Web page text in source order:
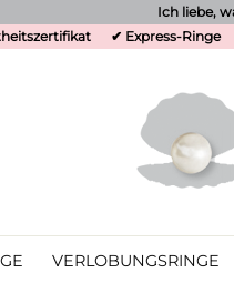
Ich liebe,
✔ Express-Ringe
VERLOBUNGSRINGE